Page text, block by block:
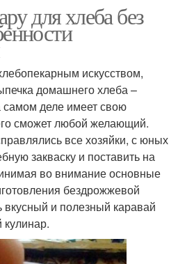
для хлеба без
искусством,
домашнего хлеба –
деле имеет свою
сможет любой желающий.
все хозяйки, с юных
закваску и поставить на
во внимание основные
бездрожжевой
и полезный каравай